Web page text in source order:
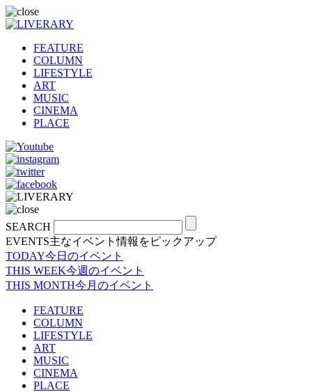
FEATURE
COLUMN
LIFESTYLE
ART
MUSIC
CINEMA
PLACE
SEARCH
EVENTS主なイベント情報をピックアップ
TODAY今日のイベント
THIS WEEK今週のイベント
THIS MONTH今月のイベント
FEATURE
COLUMN
LIFESTYLE
ART
MUSIC
CINEMA
PLACE